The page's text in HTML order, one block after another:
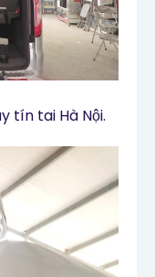
tín tai Hà Nội.